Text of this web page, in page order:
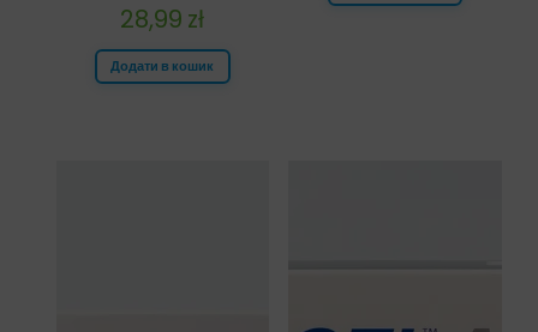
28,99 zł
Додати в кошик